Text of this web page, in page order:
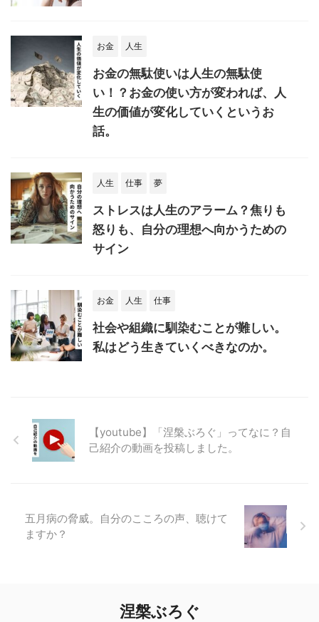
お金 人生
お金の無駄使いは人生の無駄使
い！？お金の使い方が変われば、人
生の価値が変化していくというお
話。
人生 仕事 夢
ストレスは人生のアラーム？焦りも
怒りも、自分の理想へ向かうための
サイン
お金 人生 仕事
社会や組織に馴染むことが難しい。
私はどう生きていくべきなのか。
【youtube】「涅槃ぶろぐ」ってなに？自
己紹介の動画を投稿しました。
五月病の脅威。自分のこころの声、聴けて
ますか？
涅槃ぶろぐ